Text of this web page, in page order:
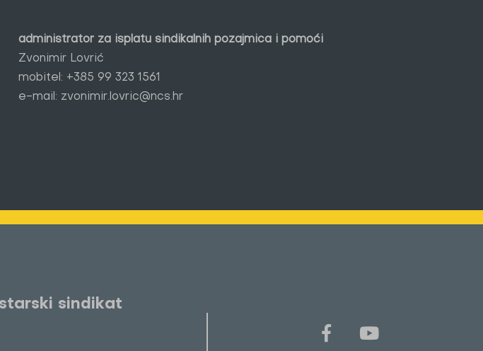
administrator za isplatu sindikalnih pozajmica i pomoći
Zvonimir Lovrić
mobitel: +385 99 323 1561
e-mail: zvonimir.lovric@ncs.hr
sindikat